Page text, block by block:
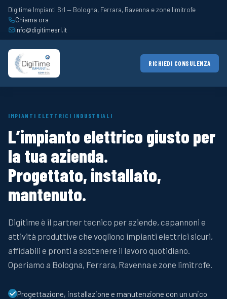
Digitime Impianti Srl — Bologna, Ferrara, Ravenna e zone limitrofe
Chiama ora
info@digitimesrl.it
RICHIEDI CONSULENZA
IMPIANTI ELETTRICI INDUSTRIALI
L’impianto elettrico giusto per
la tua azienda.
Progettato, installato,
mantenuto.
Digitime è il partner tecnico per aziende, capannoni e
attività produttive che vogliono impianti elettrici sicuri,
affidabili e pronti a sostenere il lavoro quotidiano.
Operiamo a Bologna, Ferrara, Ravenna e zone limitrofe.
Progettazione, installazione e manutenzione con un unico